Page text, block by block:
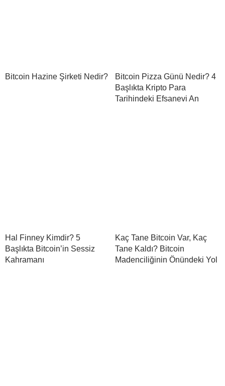
Bitcoin Hazine Şirketi Nedir?
Bitcoin Pizza Günü Nedir? 4
Başlıkta Kripto Para
Tarihindeki Efsanevi An
Hal Finney Kimdir? 5
Başlıkta Bitcoin’in Sessiz
Kahramanı
Kaç Tane Bitcoin Var, Kaç
Tane Kaldı? Bitcoin
Madenciliğinin Önündeki Yol